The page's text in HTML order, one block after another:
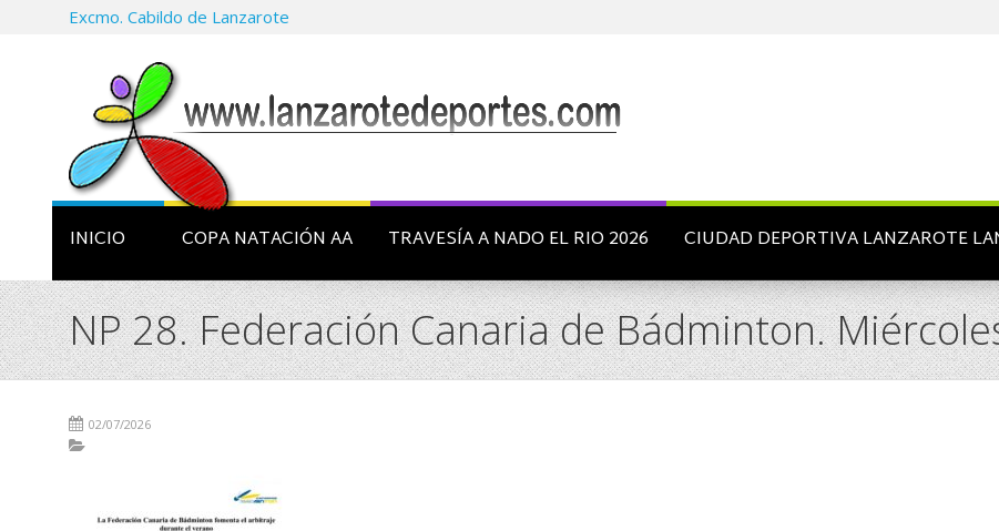
Excmo. Cabildo de Lanzarote
INICIO COPA NATACIÓN AA TRAVESÍA A NADO EL RIO 2026 CIUDAD DEPORTIVA LANZAROTE
NP 28. Federación Canaria de Bádminton.
02/07/2026